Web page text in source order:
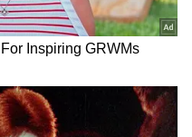
చేపట్టిన పనుల్లో
ఒక ముఖ్యమైన
కుటుంబ సభ్యులతో
వ్యాపారాలలో ఊహించని